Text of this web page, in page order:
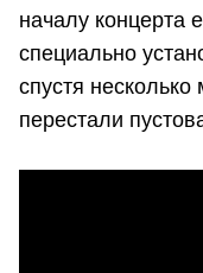
началу концерта
специально
спустя
перестали